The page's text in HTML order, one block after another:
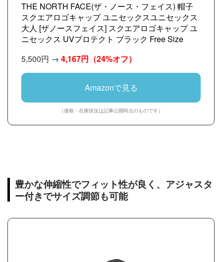
THE NORTH FACE(ザ・ノース・フェイス) 帽子
スクエアロゴキャップ ユニセックスユニセックス
大人 [ザノースフェイス] スクエアロゴキャップ ユ
ニセックス UVプロテクト ブラック Free Size
5,500円 → 4,167円 （24%オフ）
Amazonで見る
（価格・在庫状況は記事公開時点のものです）
豊かな伸縮性でフィット性が良く、アジャスタ
ー付きでサイズ調節も可能